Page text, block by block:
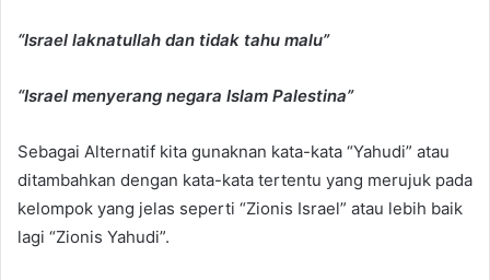
“Israel laknatullah dan tidak tahu malu”
“Israel menyerang negara Islam Palestina”
Sebagai Alternatif kita gunaknan kata-kata “Yahudi” atau
ditambahkan dengan kata-kata tertentu yang merujuk pada
kelompok yang jelas seperti “Zionis Israel” atau lebih baik
lagi “Zionis Yahudi”.